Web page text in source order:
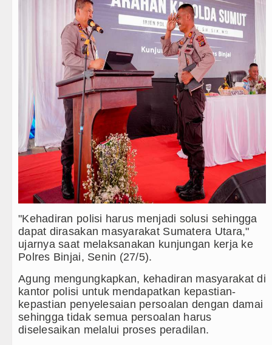
Danrem 011 Lilawangsa Brigjen TNI Ali Imran
Era Baru Pengobatan Pasien Kanker Paru di
Rico Waas Nonaktifkan Lurah AUR, Tegaskan
Sebut LSL Pengidap HIV/AIDS di Jawa Barat
Juventus vs Inter Milan Persahabatan di Optus
Real Madrid Tandang ke Ferencvaros
"Kehadiran polisi harus menjadi solusi sehingga
dapat dirasakan masyarakat Sumatera Utara,"
ujarnya saat melaksanakan kunjungan kerja ke
Polres Binjai, Senin (27/5).
Agung mengungkapkan, kehadiran masyarakat di
kantor polisi untuk mendapatkan kepastian-
kepastian penyelesaian persoalan dengan damai
sehingga tidak semua persoalan harus
diselesaikan melalui proses peradilan.